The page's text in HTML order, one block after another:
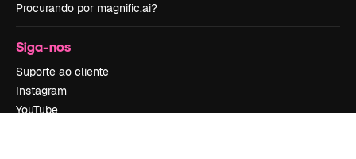
Procurando por magnific.ai?
Siga-nos
Suporte ao cliente
Instagram
YouTube